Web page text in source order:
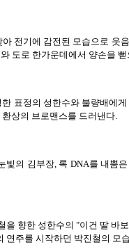
전기에 감전된 모습으로
도로 한가운데에서 양손을
표정의 성한수와 불량배에
상의 브로맨스를 드러낸다.
의 김부장, 록 DNA를 내뿜
을 향한 성한수의 "이건 딸
연주를 시작하던 박진철의 모